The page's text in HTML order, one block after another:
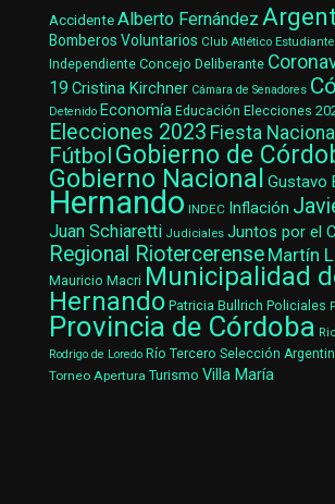
AccidenteAlberto Fernández
Bomberos Voluntarios Club Atlético
Independiente Concejo Deliberante
19 Cristina Kirchner Cámara de Senadores
Detenido Economía Educación Elecciones
Elecciones 2023 Fiesta
Fútbol Gobierno de
Gobierno Nacional Gustavo
Hernando INDEC Inflación
Juan Schiaretti Judiciales Juntos por el
Regional Riotercerense Martín
Mauricio Macri Municipalidad
Hernando Patricia Bullrich Policiales
Provincia de Córdoba
Rodrigo de Loredo Río Tercero Selección
Torneo Apertura Turismo Villa María